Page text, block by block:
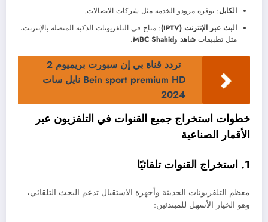
الكابل: يوفره مزودو الخدمة مثل شركات الاتصالات.
البث عبر الإنترنت (IPTV)
: متاح في التلفزيونات الذكية المتصلة بالإنترنت،
مثل تطبيقات شاهد وMBC Shahid
.
تردد قناة بي إن سبورت بريميوم 2
Bein sport premium HD نايل سات
2024
خطوات استخراج جميع القنوات في التلفزيون عبر
الأقمار الصناعية
1. استخراج القنوات تلقائيًا
معظم التلفزيونات الحديثة وأجهزة الاستقبال تدعم البحث التلقائي،
وهو الخيار الأسهل للمبتدئين: